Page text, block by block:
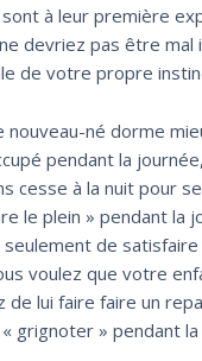
à leur première
devriez pas être
de votre propre
nouveau-né dorme
pendant la
cesse à la nuit pour
le plein » pendant la
de
voulez que votre
de lui faire faire un
« grignoter » pendant